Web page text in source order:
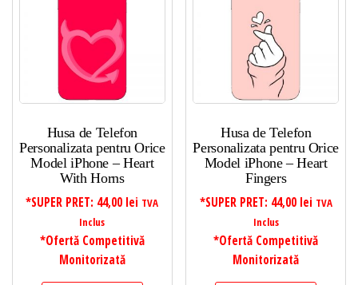
Husa de Telefon
Personalizata pentru Orice
Model iPhone – Heart
With Horns
*SUPER PRET: 44,00 lei TVA
Inclus
*Ofertă Competitivă
Monitorizată
Husa de Telefon
Personalizata pentru Orice
Model iPhone – Heart
Fingers
*SUPER PRET: 44,00 lei TVA
Inclus
*Ofertă Competitivă
Monitorizată